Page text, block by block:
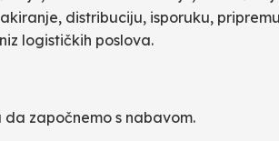
distribuciju, isporuku,
logističkih poslova.
započnemo s nabavom.